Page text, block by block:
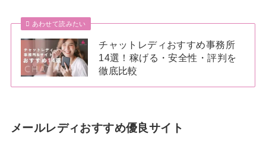
あわせて読みたい
チャットレディおすすめ事務所
14選！稼げる・安全性・評判を
徹底比較
メールレディおすすめ優良サイト